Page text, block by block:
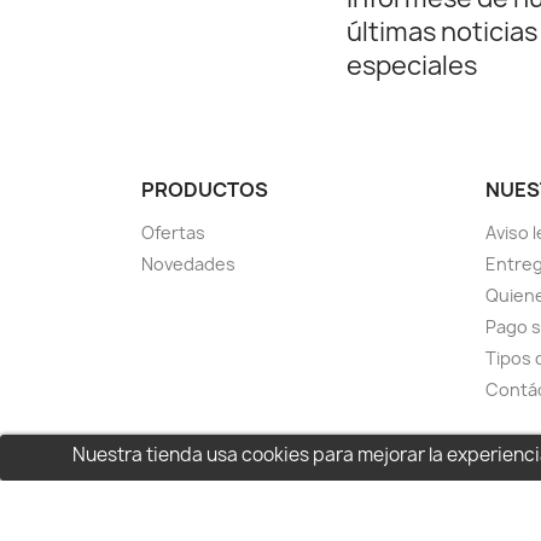
Nuestra tienda usa cookies para mejorar la
últimas
especiales
PRODUCTOS
Ofertas
Novedades
Aviso
Pago
Tipos